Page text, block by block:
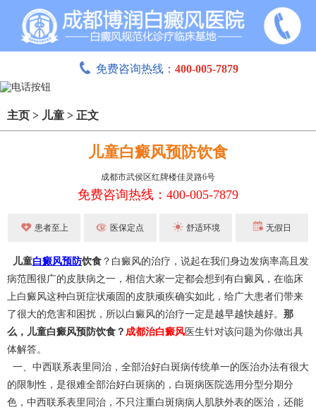
免费咨询热线： 400-005-7879
主页 > 儿童 > 正文
儿童白癜风预防饮食
成都市武侯区红牌楼佳灵路6号
免费咨询热线：400-005-7879
患者至上 医保定点 舒适环境 无假日
儿童白癜风预防饮食 ？白癜风的治疗，说起在我们身边发病率高且发
病范围很广的皮肤病之一，相信大家一定都会想到有白癜风，在临床
上白癜风这种白斑症状顽固的皮肤顽疾确实如此，给广大患者们带来
了很大的危害和困扰，所以白癜风的治疗一定是越早越快越好。 那
么，儿童白癜风预防饮食？ 成都治白癜风 医生针对该问题为你做出具
体解答。
一、中西联系表里同治，全部治好白斑病传统单一的医治办法有很大
的限制性，是很难全部治好白斑病的，白斑病医院选用分型分期分
色，中西联系表里同治，不只注重白斑病病人肌肤外表的医治，还能